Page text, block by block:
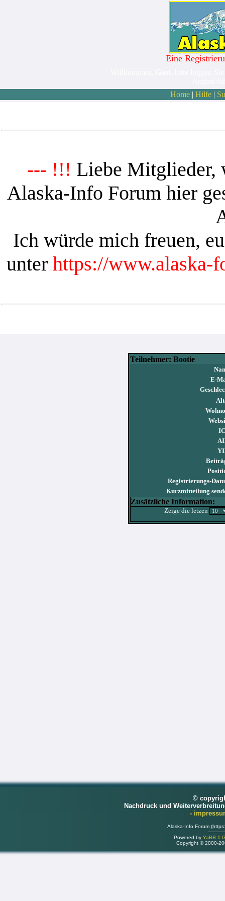
Eine
Home| Hilfe|
--- !!! Liebe Mitglieder,
Alaska-Info Forum hier
Ich würde mich freuen,
unter https://www.alaska-
Teilnehmer: Bootie
E-
Registrierungs-
Kurzmitteilung
Zusätzliche Information:
Zeige die letzen
©
Nachdruck und
-
Alaska-Info Forum
Powered by YaBB 1
Copyright © 2000-